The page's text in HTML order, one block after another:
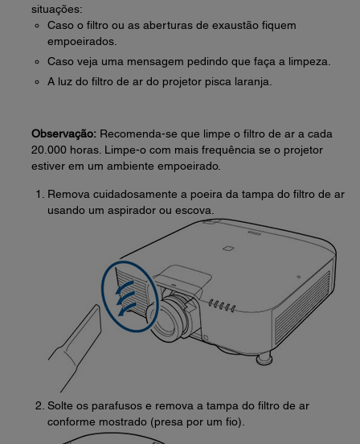
situações:
Caso o filtro ou as aberturas de exaustão fiquem
empoeirados.
Caso veja uma mensagem pedindo que faça a limpeza.
A luz do filtro de ar do projetor pisca laranja.
Observação: Recomenda-se que limpe o filtro de ar a cada
20.000 horas. Limpe-o com mais frequência se o projetor
estiver em um ambiente empoeirado.
Remova cuidadosamente a poeira da tampa do filtro de ar
usando um aspirador ou escova.
Solte os parafusos e remova a tampa do filtro de ar
conforme mostrado (presa por um fio).